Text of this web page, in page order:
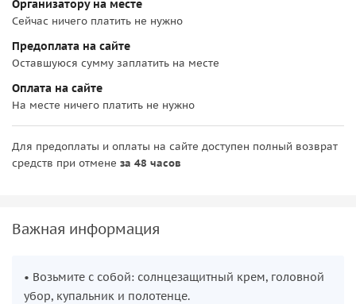
Организатору на месте
Сейчас ничего платить не нужно
Предоплата на сайте
Оставшуюся сумму заплатить на месте
Оплата на сайте
На месте ничего платить не нужно
Для предоплаты и оплаты на сайте доступен полный возврат
средств при отмене за 48 часов
Важная информация
• Возьмите с собой: солнцезащитный крем, головной
убор, купальник и полотенце.